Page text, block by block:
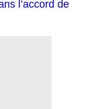
l’accord de